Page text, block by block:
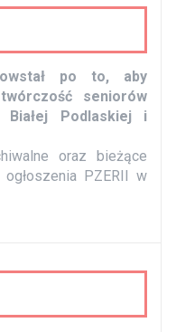
po to, aby
seniorów
Podlaskiej i
oraz bieżące
PZERII w